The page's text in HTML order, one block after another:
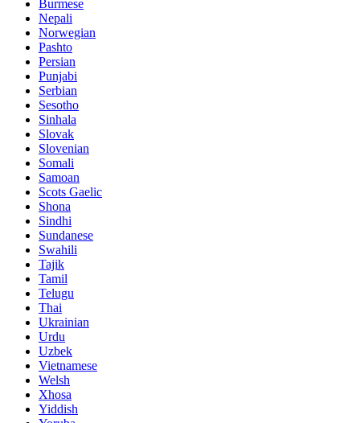
Burmese
Nepali
Norwegian
Pashto
Persian
Punjabi
Serbian
Sesotho
Sinhala
Slovak
Slovenian
Somali
Samoan
Scots Gaelic
Shona
Sindhi
Sundanese
Swahili
Tajik
Tamil
Telugu
Thai
Ukrainian
Urdu
Uzbek
Vietnamese
Welsh
Xhosa
Yiddish